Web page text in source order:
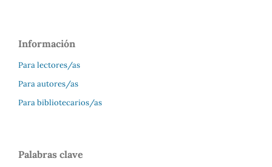
Información
Para lectores/as
Para autores/as
Para bibliotecarios/as
Palabras clave